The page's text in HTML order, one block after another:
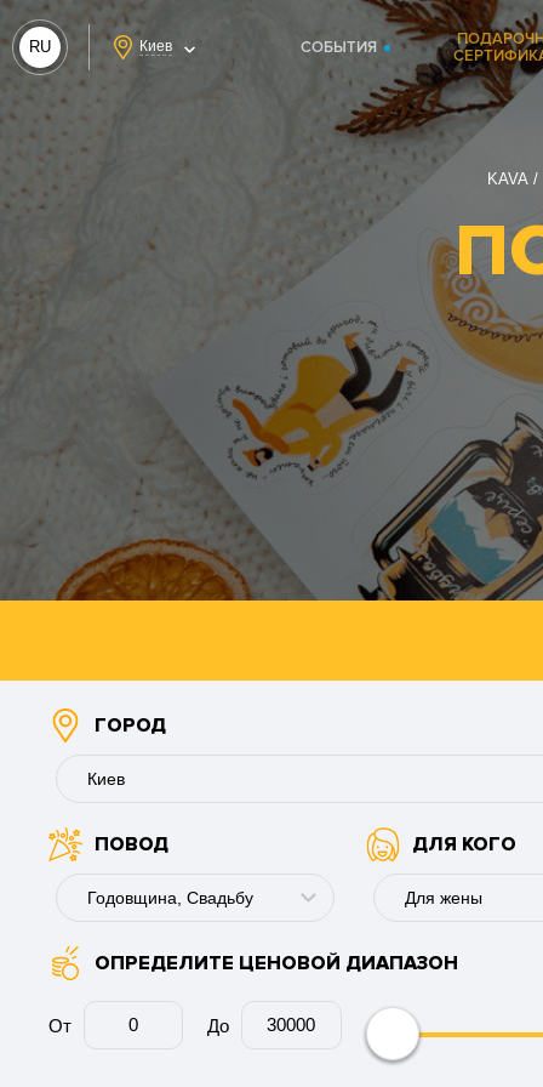
RU Киев СОБЫТИЯ
KAVA
ГОРОД
Киев
Буковель
Винница
Ивано-Франковск
ПОВОД
Годовщина, Свадьбу
День рождения
Годовщина
ДЛЯ КОГО
Для жены
Для мужчины
ОПРЕДЕЛИТЕ ЦЕНОВОЙ ДИАПАЗОН
От До